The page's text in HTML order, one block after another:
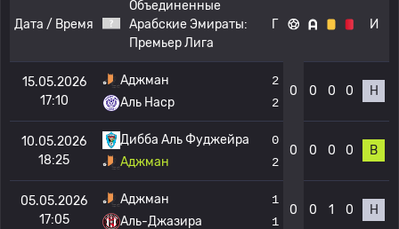
Дата / Время
Объединенные
Арабские Эмираты:
Премьер Лига
Г И
15.05.2026
17:10
Аджман
Аль Наср
2
2
0 0 0 0 Н
10.05.2026
18:25
Дибба Аль Фуджейра
Аджман
0
2
0 0 0 0 В
05.05.2026
17:05
Аджман
Аль-Джазира
1
1
0 0 1 0 Н